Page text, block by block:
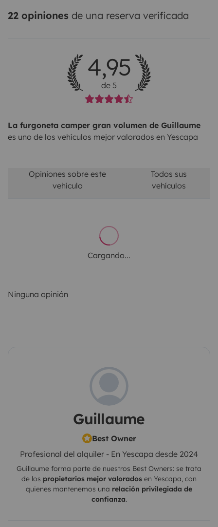
22 opiniones de una reserva verificada
4,95
de 5
La furgoneta camper gran volumen de Guillaume
es uno de los vehículos mejor valorados en Yescapa
Opiniones sobre este
vehículo
Todos sus
vehículos
Cargando...
Ninguna opinión
Guillaume
Best Owner
Profesional del alquiler - En Yescapa desde 2024
Guillaume forma parte de nuestros Best Owners: se trata
de los propietarios mejor valorados en Yescapa, con
quienes mantenemos una relación privilegiada de
confianza.